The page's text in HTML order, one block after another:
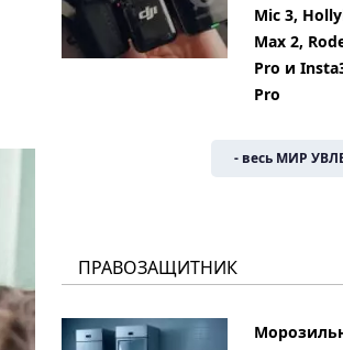
Mic 3,
Max 2,
Pro и
Pro
- весь МИР
ПРАВОЗАЩИТНИК